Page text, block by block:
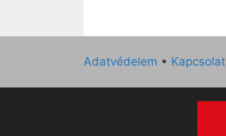
Adatvédelem • Kapcsolat